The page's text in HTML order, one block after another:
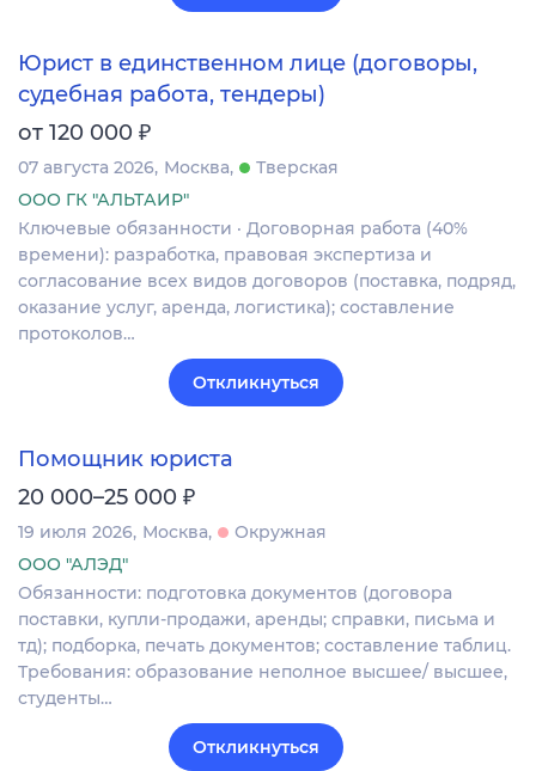
Юрист в единственном лице (договоры,
судебная работа, тендеры)
от 120 000 ₽
07 августа 2026 Москва
Тверская
ООО ГК "АЛЬТАИР"
Ключевые обязанности · Договорная работа (40%
времени): разработка, правовая экспертиза и
согласование всех видов договоров (поставка, подряд,
оказание услуг, аренда, логистика); составление
протоколов…
Откликнуться
Помощник юриста
20 000–25 000 ₽
19 июля 2026 Москва
Окружная
ООО "АЛЭД"
Обязанности: подготовка документов (договора
поставки, купли-продажи, аренды; справки, письма и
тд); подборка, печать документов; составление таблиц.
Требования: образование неполное высшее/ высшее,
студенты…
Откликнуться